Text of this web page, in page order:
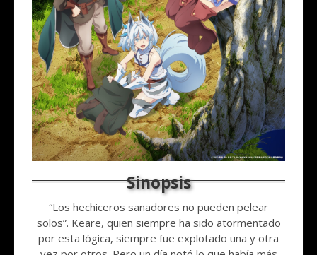
“Los hechiceros sanadores no pueden pelear
solos”. Keare, quien siempre ha sido atormentado
por esta lógica, siempre fue explotado una y otra